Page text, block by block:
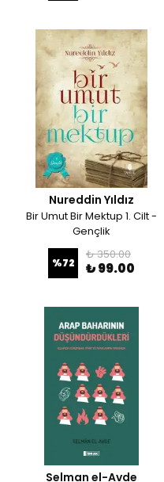
Nureddin Yıldız
Bir Umut Bir Mektup 1. Cilt -
Gençlik
%72
₺ 350.00
₺ 99.00
Selman el-Avde